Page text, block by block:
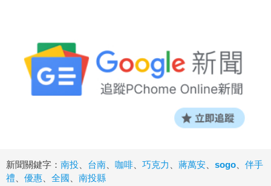
新聞關鍵字： 南投 台南 咖啡 巧克力 蔣萬安 sogo
伴手
禮
優惠 全國 南投縣